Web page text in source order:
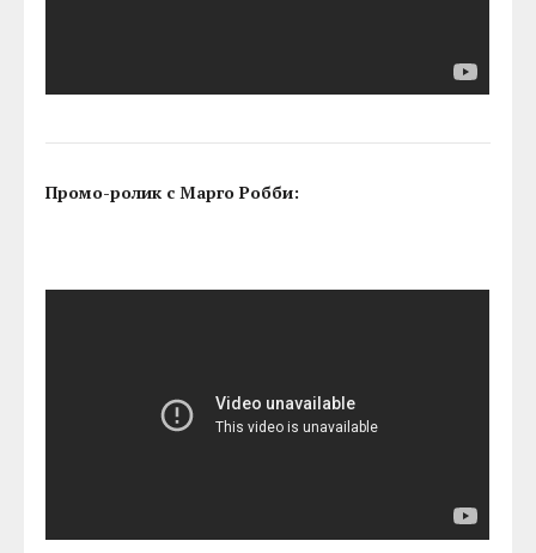
Промо-ролик с Марго Робби: